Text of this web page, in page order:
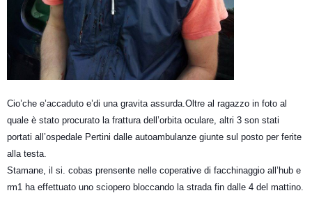
Cio’che e’accaduto e’di una gravita assurda.Oltre al ragazzo in foto al
quale è stato procurato la frattura dell’orbita oculare, altri 3 son stati
portati all’ospedale Pertini dalle autoambulanze giunte sul posto per ferite
alla testa.
Stamane, il si. cobas prensente nelle coperative di facchinaggio all’hub e
rm1 ha effettuato uno sciopero bloccando la strada fin dalle 4 del mattino.